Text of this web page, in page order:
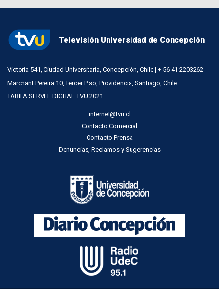
Televisión Universidad de Concepción
Victoria 541, Ciudad Universitaria, Concepción, Chile | + 56 41 2203262
Marchant Pereira 10, Tercer Piso, Providencia, Santiago, Chile
TARIFA SERVEL DIGITAL TVU 2021
internet@tvu.cl
Contacto Comercial
Contacto Prensa
Denuncias, Reclamos y Sugerencias